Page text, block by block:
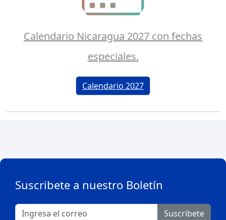
Calendario Nicaragua 2027 con fechas
especiales.
Calendario 2027
Suscribete a nuestro Boletín
Suscribete